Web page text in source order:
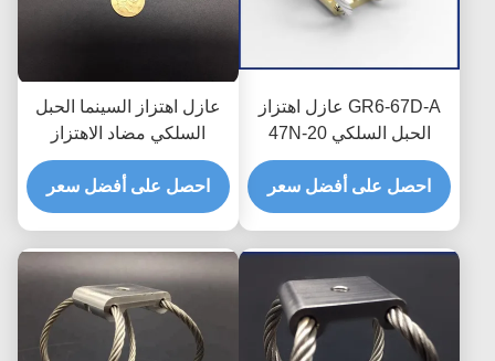
GR6-67D-A عازل اهتزاز
الحبل السلكي 20-47N
الحمل 90٪ العزل
احصل على أفضل سعر
عازل اهتزاز السينما الحبل
السلكي مضاد الاهتزاز
احصل على أفضل سعر